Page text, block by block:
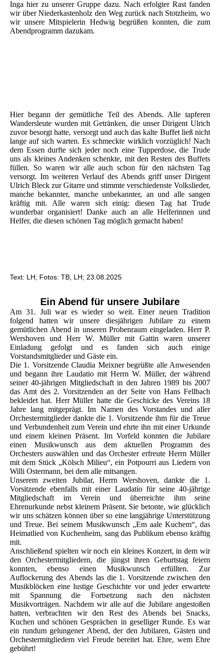
Inga hier zu unserer Gruppe dazu. Nach erfolgter Rast fanden
wir über Niederkastenholz den Weg zurück nach Stotzheim, wo
wir unsere Mitspielerin Hedwig begrüßen konnten, die zum
Abendprogramm dazukam.
Hier begann der gemütliche Teil des Abends. Alle tapferen
Wandersleute wurden mit Getränken, die unser Dirigent Ulrich
zuvor besorgt hatte, versorgt und auch das kalte Buffet ließ nicht
lange auf sich warten. Es schmeckte wirklich vorzüglich! Nach
dem Essen durfte sich jeder noch eine Tupperdose, die Trude
uns als kleines Andenken schenkte, mit den Resten des Buffets
füllen. So waren wir alle auch schon für den nächsten Tag
versorgt. Im weiteren Verlauf des Abends griff unser Dirigent
Ulrich Bleck zur Gitarre und stimmte verschiedenste Volkslieder,
manche bekannter, manche unbekannter, an und alle sangen
kräftig mit. Alle waren sich einig: diesen Tag hat Trude
wunderbar organisiert! Danke auch an alle Helferinnen und
Helfer, die diesen schönen Tag möglich gemacht haben!
Text: LH; Fotos: TB, LH; 23.08.2025
Ein Abend für unsere Jubilare
Am 31. Juli war es wieder so weit. Einer neuen Tradition
folgend hatten wir unsere diesjährigen Jubilare zu einem
gemütlichen Abend in unseren Probenraum eingeladen. Herr P.
Wershoven und Herr W. Müller mit Gattin waren unserer
Einladung gefolgt und es fanden sich auch einige
Vorstandsmitglieder und Gäste ein.
Die 1. Vorsitzende Claudia Meixner begrüßte alle Anwesenden
und begann ihre Laudatio mit Herrn W. Müller, der während
seiner 40-jährigen Mitgliedschaft in den Jahren 1989 bis 2007
das Amt des 2. Vorsitzenden an der Seite von Hans Fellbach
bekleidet hat. Herr Müller hatte die Geschicke des Vereins 18
Jahre lang mitgeprägt. Im Namen des Vorstandes und aller
Orchestermitglieder dankte die 1. Vorsitzende ihm für die Treue
und Verbundenheit zum Verein und ehrte ihn mit einer Urkunde
und einem kleinen Präsent. Im Vorfeld konnten die Jubilare
einen Musikwunsch aus dem aktuellen Programm des
Orchesters auswählen und das Orchester erfreute Herrn Müller
mit dem Stück „Kölsch Milieu“, ein Potpourri aus Liedern von
Willi Ostermann, bei dem alle mitsangen.
Unserem zweiten Jubilar, Herrn Wershoven, dankte die 1.
Vorsitzende ebenfalls mit einer Laudatio für seine 40-jährige
Mitgliedschaft im Verein und überreichte ihm seine
Ehrenurkunde nebst kleinem Präsent. Sie betonte, wie glücklich
wir uns schätzen können über so eine langjährige Unterstützung
und Treue. Bei seinem Musikwunsch „Em aale Kuchem“, das
Heimatlied von Kuchenheim, sang das Publikum ebenso kräftig
mit.
Anschließend spielten wir noch ein kleines Konzert, in dem wir
den Orchestermitgliedern, die jüngst ihren Geburtstag feiern
konnten, ebenso einen Musikwunsch erfüllten. Zur
Auflockerung des Abends las die 1. Vorsitzende zwischen den
Musikblöcken eine lustige Geschichte vor und jeder erwartete
mit Spannung die Fortsetzung nach den nächsten
Musikvorträgen. Nachdem wir alle auf die Jubilare angestoßen
hatten, verbrachten wir den Rest des Abends bei Snacks,
Kuchen und schönen Gesprächen in geselliger Runde. Es war
ein rundum gelungener Abend, der den Jubilaren, Gästen und
Orchestermitgliedern viel Freude bereitet hat. Ehre, wem Ehre
gebührt!